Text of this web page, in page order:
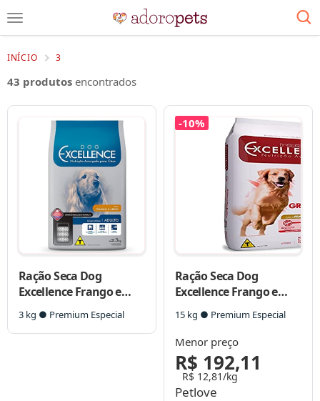
INÍCIO 3
43 produtos encontrados
Ração Seca Dog
Excellence Frango e
Arroz para Cães Adultos
Raças Médias
3 kg ● Premium Especial
Ração Seca Dog
Excellence Frango e
Arroz para Cães Adultos
Raças Grandes – 15 Kg
15 kg ● Premium Especial
Menor preço
R$ 192,11
R$ 12,81/kg
-10%
Petlove